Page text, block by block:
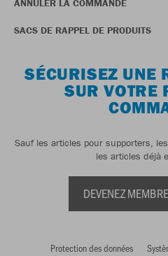
ANNULER LA COMMANDE
SACS DE RAPPEL DE PRODUITS
SÉCURISEZ UNE
SUR VOTRE
Sauf les articles pour supporters,
les articles déjà
DEVENEZ
Protection des données